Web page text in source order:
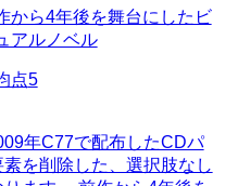
から4年後を舞台にしたビ
アルノベル
点5
年C77で配布したCDパ
を削除した、選択肢なし